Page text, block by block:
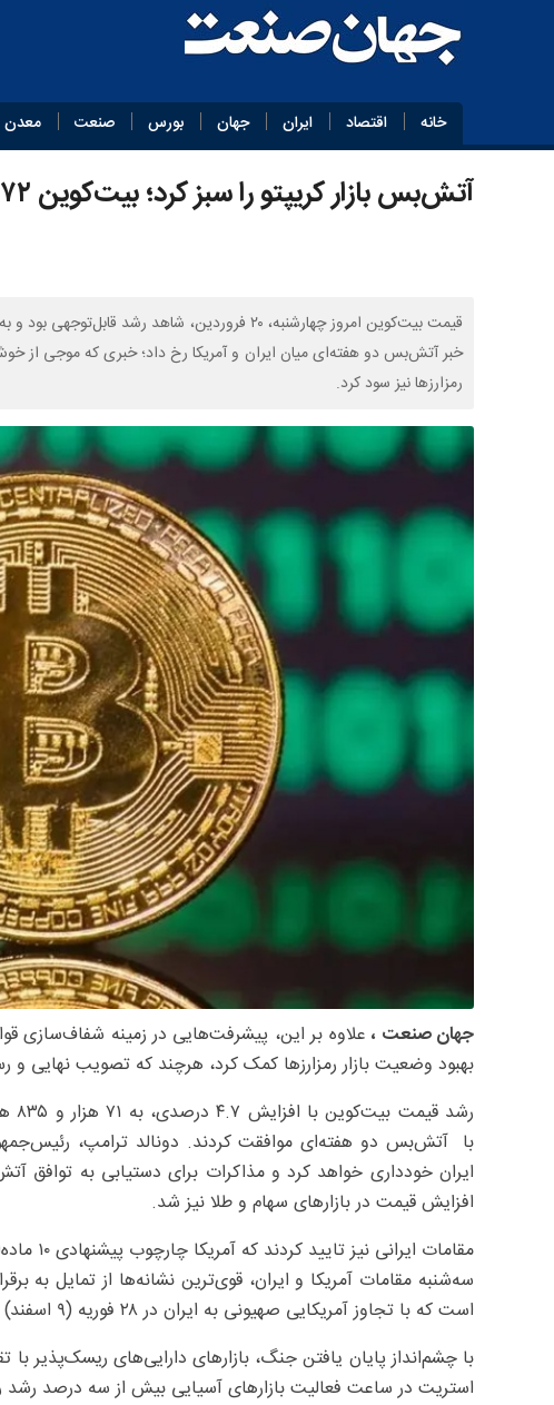
خانه اقتصاد ایران جهان بورس صنعت معدن
آتش‌بس بازار کریپتو را سبز کرد؛ بیت‌کوین ۷۲ هزار دلار شد
خبر آتش‌بس دو هفته‌ای میان ایران و آمریکا رخ داد؛ خبری که موجی از
رمزارزها نیز سود کرد.
جهان صنعت ، علاوه بر این، پیشرفت‌هایی در زمینه شفاف‌سازی
بهبود وضعیت بازار رمزارزها کمک کرد، هرچند که تصویب نهایی و
با آتش‌بس دو هفته‌ای موافقت کردند. دونالد ترامپ،
ایران خودداری خواهد کرد و مذاکرات برای دستیابی به
افزایش قیمت در بازارهای سهام و طلا نیز شد.
مقامات
است که با تجاوز آمریکایی صهیونی به ایران در ۲۸ فوریه (۹ اسفند) آغاز شده بود.
با چشم‌انداز پایان یافتن جنگ، بازارهای دارایی‌های ریسک‌پذیر
استریت در ساعت فعالیت بازارهای آسیایی بیش از سه درصد رشد